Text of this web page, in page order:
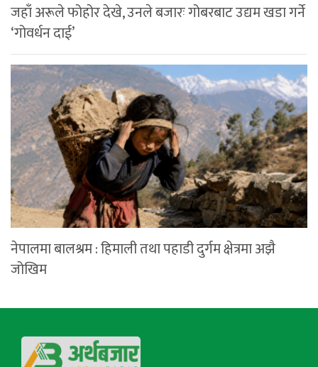
जहाँ अरूले फोहोर देखे, उनले बजारः गोबरबाट उद्यम खडा गर्ने
‘गोवर्धन दाई’
नेपालमा बालश्रम : हिमाली तथा पहाडी दुर्गम क्षेत्रमा अझै
जोखिम